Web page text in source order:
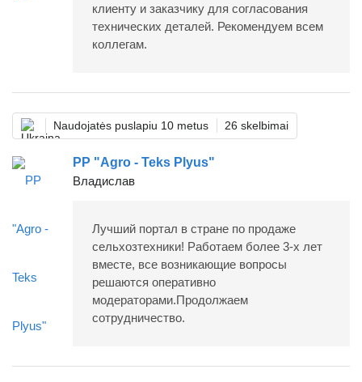
клиенту и заказчику для согласования
технических деталей. Рекомендуем всем
коллегам.
Naudojatės puslapiu 10 metus 26 skelbimai
PP "Agro - Teks Plyus"
Владислав
Лучший портал в стране по продаже
сельхозтехники! Работаем более 3-х лет
вместе, все возникающие вопросы
решаются оперативно
модераторами.Продолжаем
сотрудничество.